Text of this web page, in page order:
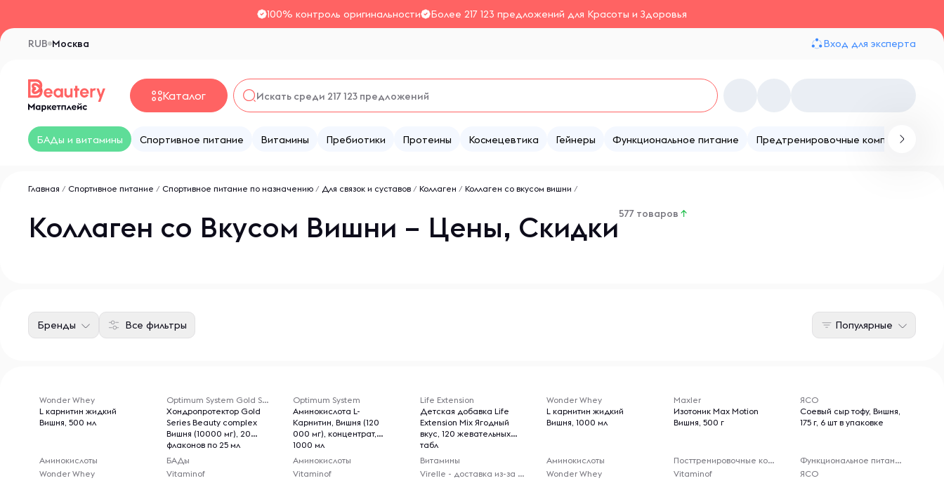
100% контроль оригинальности Более 217 123 предложений для Красоты и Здоровья
Москва
RUB Вход для эксперта
Каталог
БАДы и витамины Спортивное питание Витамины Пребиотики Протеины Космецевтика Гейнеры Функциональное питание Предтренировочные комплексы
Главная / Спортивное питание / Спортивное питание по назначению / Для связок и суставов / Коллаген / Коллаген со вкусом вишни /
Коллаген со Вкусом Вишни – Цены, Скидки577 товаров ↑
Все фильтры
Бренды Популярные
Wonder Whey
L карнитин жидкий
Вишня, 500 мл
Аминокислоты
Wonder Whey
Optimum System Gold Series
Хондропротектор Gold
Series Beauty complex
Вишня (10000 мг), 20
флаконов по 25 мл
БАДы
Vitaminof
Optimum System
Аминокислота L-
Карнитин, Вишня (120
000 мг), концентрат,
1000 мл
Аминокислоты
Vitaminof
Life Extension
Детская добавка Life
Extension Mix Ягодный
вкус, 120 жевательных
табл
Витамины
Virelle - доставка из-за рубежа
Wonder Whey
L карнитин жидкий
Вишня, 1000 мл
Аминокислоты
Wonder Whey
Maxler
Изотоник Max Motion
Вишня, 500 г
Посттренировочные комплексы
Vitaminof
ЯСО
Соевый сыр тофу, Вишня,
175 г, 6 шт в упаковке
Функциональное питание
ЯСО